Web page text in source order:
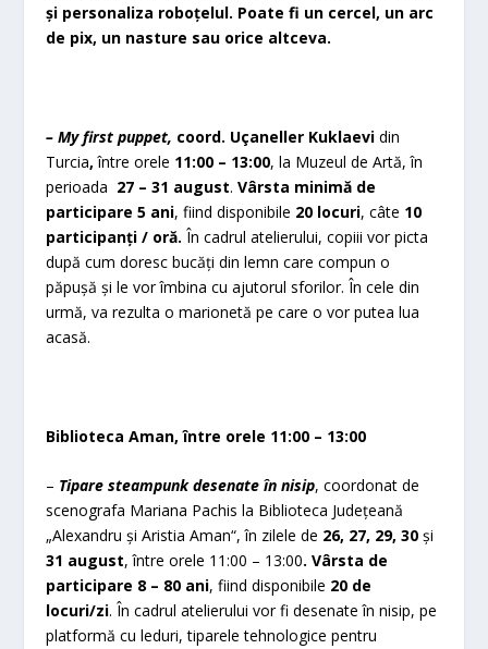
și personaliza roboțelul. Poate fi un cercel, un arc
de pix, un nasture sau orice altceva.
– My first puppet, coord. Uçaneller Kuklaevidin
Turcia,între orele 11:00 – 13:00, la Muzeul de Artă, în
perioada 27 – 31 august.Vârsta minimă de
participare 5 ani, fiind disponibile 20 locuri, câte 10
participanți / oră.În cadrul atelierului, copiii vor picta
după cum doresc bucăți din lemn care compun o
păpușă și le vor îmbina cu ajutorul sforilor. În cele din
urmă, va rezulta o marionetă pe care o vor putea lua
acasă.
Biblioteca Aman, între orele 11:00 – 13:00
– Tipare steampunk desenate în nisip, coordonat de
scenografa Mariana Pachis la Biblioteca Județeană
„Alexandru și Aristia Aman“, în zilele de 26, 27, 29, 30și
31 august, între orele 11:00 – 13:00. Vârsta de
participare 8 – 80 ani, fiind disponibile 20 de
locuri/zi. În cadrul atelierului vor fi desenate în nisip, pe
platformă cu leduri, tiparele tehnologice pentru